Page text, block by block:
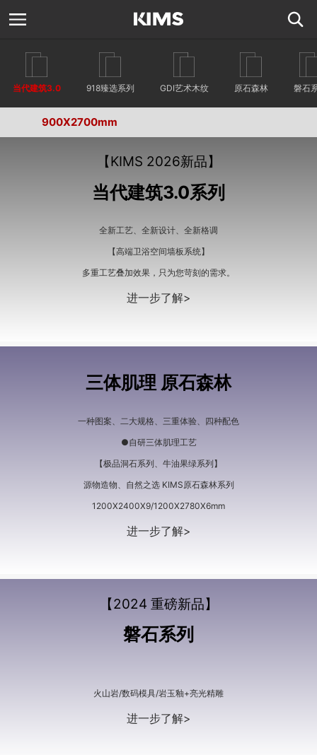
当代建筑3.0 918臻选系列 GDI艺术木纹 原石森林 磐石
900X2700mm
【KIMS 2026新品】
当代建筑3.0系列
全新工艺、全新设计、全新格调
【高端卫浴空间墙板系统】
多重工艺叠加效果，只为您苛刻的需求。
进一步了解>
三体肌理 原石森林
一种图案、二大规格、三重体验、四种配色
●自研三体肌理工艺
【极品洞石系列、牛油果绿系列】
源物造物、自然之选 KIMS原石森林系列
1200X2400X9/1200X2780X6mm
进一步了解>
【2024 重磅新品】
磐石系列
火山岩/数码模具/岩玉釉+亮光精雕
进一步了解>